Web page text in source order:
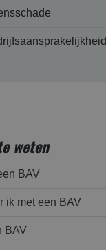
weten
BAV
ik met een BAV
BAV